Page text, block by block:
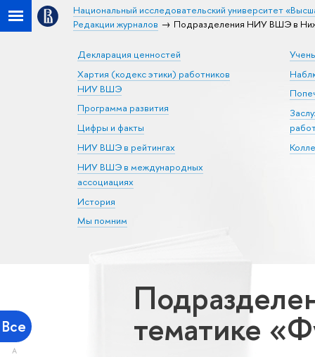
Национальный исследовательский университет
Редакции журналов
Подразделения НИУ ВШЭ в
Декларация ценностей
Хартия (кодекс этики) работников
НИУ ВШЭ
Программа развития
Цифры и факты
НИУ ВШЭ в рейтингах
НИУ ВШЭ в международных
ассоциациях
История
Мы помним
Все
А
тематике